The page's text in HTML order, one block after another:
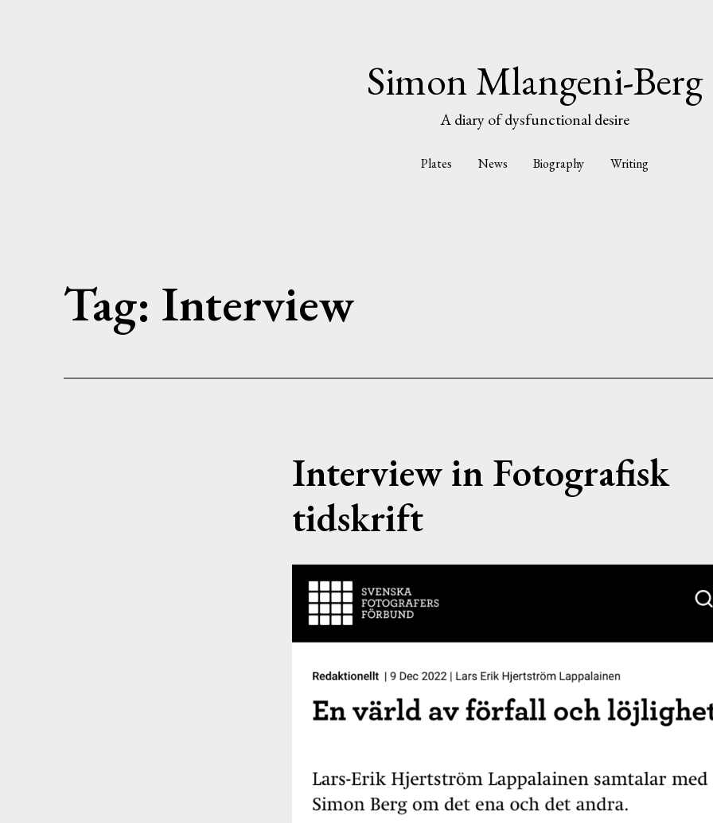
Simon Mlangeni-Berg
A diary of dysfunctional desire
Plates News Biography Writing
Tag: Interview
Interview in Fotografisk
tidskrift